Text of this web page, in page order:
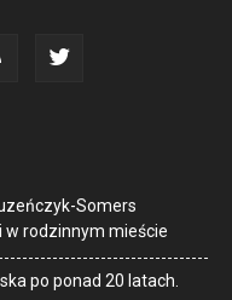
Somers
w rodzinnym mieście
po ponad 20 latach.